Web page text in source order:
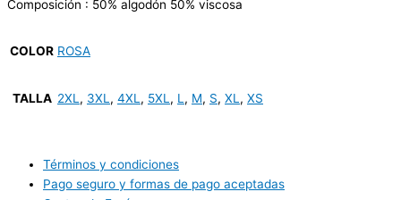
Composición : 50% algodón 50% viscosa
COLOR ROSA
TALLA 2XL, 3XL, 4XL, 5XL, L, M, S, XL, XS
Términos y condiciones
Pago seguro y formas de pago aceptadas